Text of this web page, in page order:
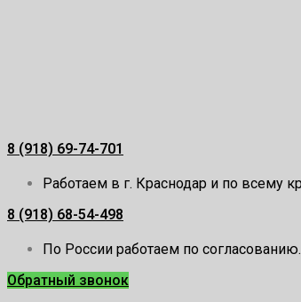
8 (918) 69-74-701
Работаем в г. Краснодар и по всему
8 (918) 68-54-498
По России работаем по согласованию.
Обратный звонок